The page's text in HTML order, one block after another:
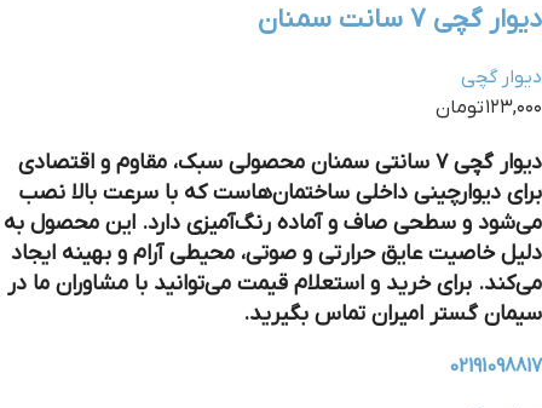
دیوار گچی 7 سانت سمنان
دیوار گچی
۱۲۳,۰۰۰ تومان
دیوار گچی ۷ سانتی سمنان محصولی سبک، مقاوم و اقتصادی
برای دیوارچینی داخلی ساختمان‌هاست که با سرعت بالا نصب
می‌شود و سطحی صاف و آماده رنگ‌آمیزی دارد. این محصول به
دلیل خاصیت عایق حرارتی و صوتی، محیطی آرام و بهینه ایجاد
می‌کند. برای خرید و استعلام قیمت می‌توانید با مشاوران ما در
سیمان گستر امیران تماس بگیرید.
02191098817